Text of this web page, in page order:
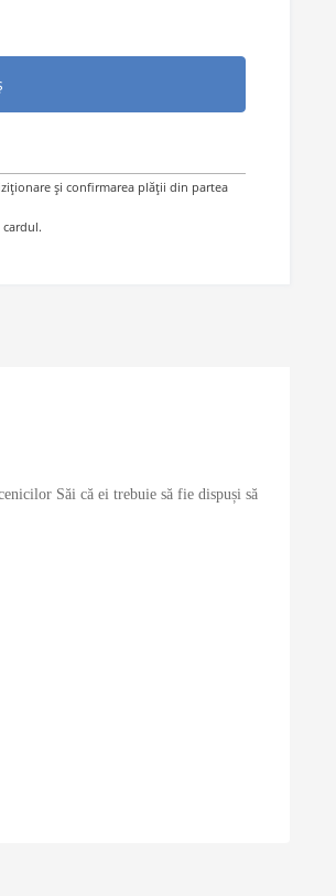
și confirmarea plății din partea
Săi că ei trebuie să fie dispuși să